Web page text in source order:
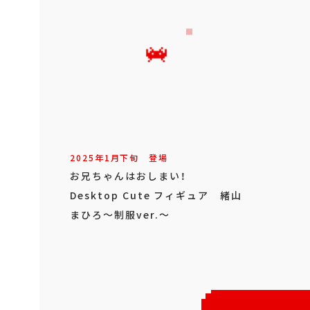
2025年1月下旬 登場
お兄ちゃんはおしまい！
Desktop Cute フィギュア 緒山
まひろ～制服ver.～